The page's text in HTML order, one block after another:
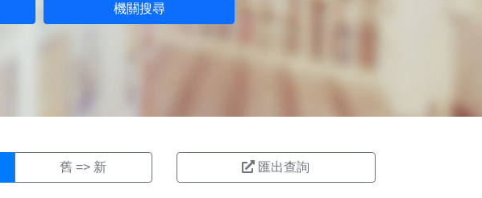
機關搜尋
舊 => 新 匯出查詢